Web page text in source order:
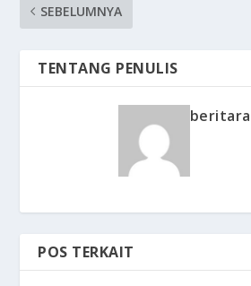
SEBELUMNYA
TENTANG PENULIS
POS TERKAIT